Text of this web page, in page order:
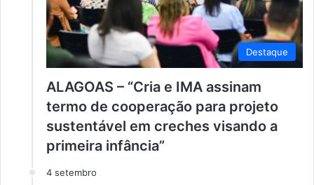
Destaque
ALAGOAS – “Cria e IMA assinam
termo de cooperação para projeto
sustentável em creches visando a
primeira infância”
4 setembro